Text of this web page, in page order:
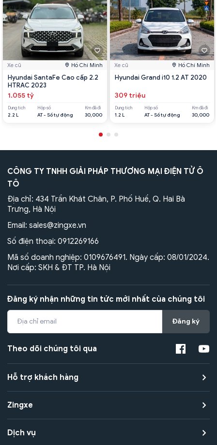
Xe cũ Hồ Chí Minh
Hyundai SantaFe Cao cấp 2.2
HTRAC 2023
1.055 tỷ
Dung tích
2.2 L
Hộp số
AT - Số tự động
Km đã đi
30,000
Xe cũ Hồ Chí Minh
Hyundai Grand i10 1.2 AT 2020
309 triệu
Dung tích
1.2 L
Hộp số
AT - Số tự động
Km đã đi
30,000
CÔNG TY TNHH GIẢI PHÁP THƯƠNG MẠI ĐIỆN TỬ Ô
TÔ
Địa chỉ: 434 Trần Khát Chân, P. Phố Huế, Q. Hai Bà
Trưng, Hà Nội
Email: sales@zingxe.vn
Số điện thoại: 0912269166
Mã số doanh nghiệp: 0109676491. Ngày cấp: 08/01/2024.
Nơi cấp: SKH & ĐT TP. Hà Nội
Đăng ký nhận những tin tức mới nhất của chúng tôi
Đăng ký
Theo dõi chúng tôi qua
Hỗ trợ khách hàng
Zingxe
Dịch vụ